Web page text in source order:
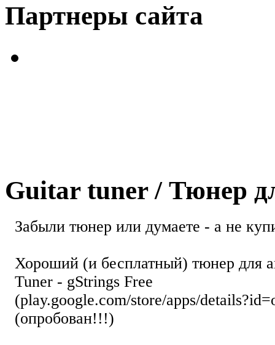
Партнеры сайта
Guitar tuner / Тюнер
Забыли тюнер или думаете - а не
Хороший (и бесплатный) тюнер для
Tuner - gStrings Free
(play.google.com/store/apps/
(опробован!!!)